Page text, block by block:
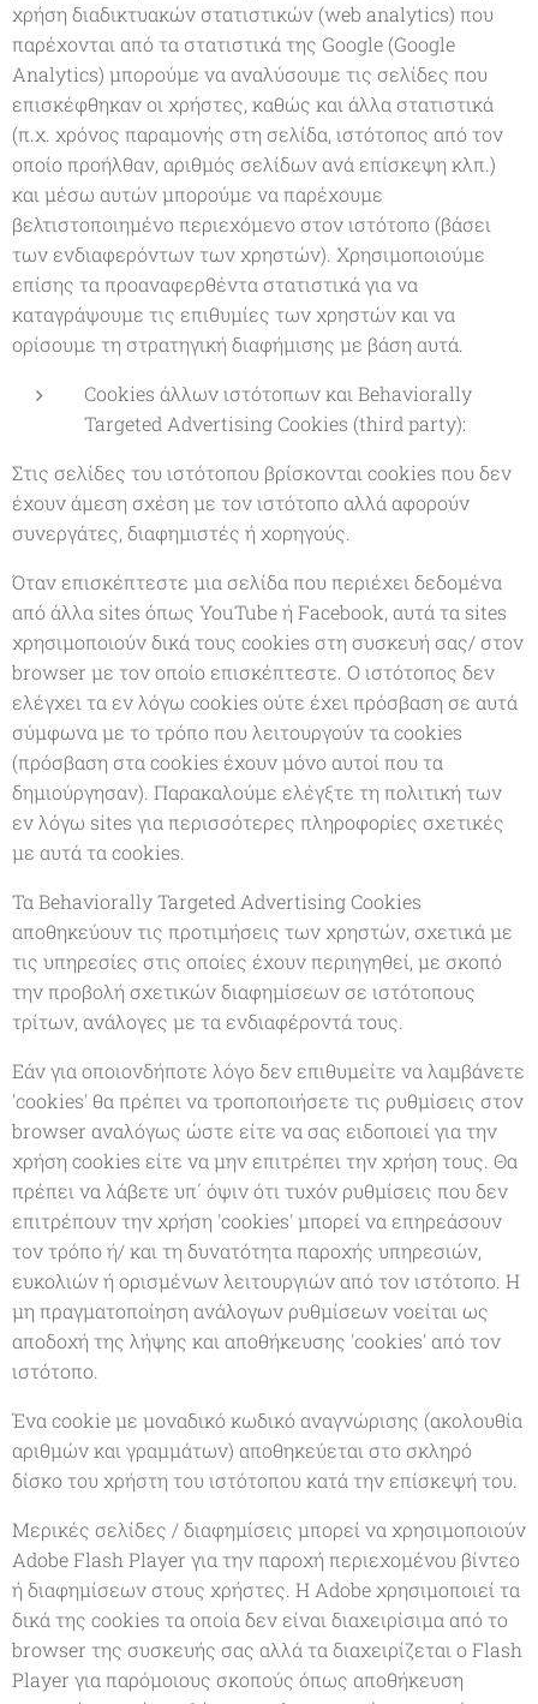
χρήση διαδικτυακών στατιστικών (web analytics) που
παρέχονται από τα στατιστικά της Google (Google
Analytics) μπορούμε να αναλύσουμε τις σελίδες που
επισκέφθηκαν οι χρήστες, καθώς και άλλα στατιστικά
(π.χ. χρόνος παραμονής στη σελίδα, ιστότοπος από τον
οποίο προήλθαν, αριθμός σελίδων ανά επίσκεψη κλπ.)
και μέσω αυτών μπορούμε να παρέχουμε
βελτιστοποιημένο περιεχόμενο στον ιστότοπο (βάσει
των ενδιαφερόντων των χρηστών). Χρησιμοποιούμε
επίσης τα προαναφερθέντα στατιστικά για να
καταγράψουμε τις επιθυμίες των χρηστών και να
ορίσουμε τη στρατηγική διαφήμισης με βάση αυτά.
Cookies άλλων ιστότοπων και Behaviorally
Targeted Advertising Cookies (third party):
Στις σελίδες του ιστότοπου βρίσκονται cookies που δεν
έχουν άμεση σχέση με τον ιστότοπο αλλά αφορούν
συνεργάτες, διαφημιστές ή χορηγούς.
Όταν επισκέπτεστε μια σελίδα που περιέχει δεδομένα
από άλλα sites όπως YouTube ή Facebook, αυτά τα sites
χρησιμοποιούν δικά τους cookies στη συσκευή σας/ στον
browser με τον οποίο επισκέπτεστε. Ο ιστότοπος δεν
ελέγχει τα εν λόγω cookies ούτε έχει πρόσβαση σε αυτά
σύμφωνα με το τρόπο που λειτουργούν τα cookies
(πρόσβαση στα cookies έχουν μόνο αυτοί που τα
δημιούργησαν). Παρακαλούμε ελέγξτε τη πολιτική των
εν λόγω sites για περισσότερες πληροφορίες σχετικές
με αυτά τα cookies.
Τα Behaviorally Targeted Advertising Cookies
αποθηκεύουν τις προτιμήσεις των χρηστών, σχετικά με
τις υπηρεσίες στις οποίες έχουν περιηγηθεί, με σκοπό
την προβολή σχετικών διαφημίσεων σε ιστότοπους
τρίτων, ανάλογες με τα ενδιαφέροντά τους.
Εάν για οποιονδήποτε λόγο δεν επιθυμείτε να λαμβάνετε
'cookies' θα πρέπει να τροποποιήσετε τις ρυθμίσεις στον
browser αναλόγως ώστε είτε να σας ειδοποιεί για την
χρήση cookies είτε να μην επιτρέπει την χρήση τους. Θα
πρέπει να λάβετε υπ΄ όψιν ότι τυχόν ρυθμίσεις που δεν
επιτρέπουν την χρήση 'cookies' μπορεί να επηρεάσουν
τον τρόπο ή/ και τη δυνατότητα παροχής υπηρεσιών,
ευκολιών ή ορισμένων λειτουργιών από τον ιστότοπο. Η
μη πραγματοποίηση ανάλογων ρυθμίσεων νοείται ως
αποδοχή της λήψης και αποθήκευσης 'cookies' από τον
ιστότοπο.
Ένα cookie με μοναδικό κωδικό αναγνώρισης (ακολουθία
αριθμών και γραμμάτων) αποθηκεύεται στο σκληρό
δίσκο του χρήστη του ιστότοπου κατά την επίσκεψή του.
Mερικές σελίδες / διαφημίσεις μπορεί να χρησιμοποιούν
Adobe Flash Player για την παροχή περιεχομένου βίντεο
ή διαφημίσεων στους χρήστες. Η Adobe χρησιμοποιεί τα
δικά της cookies τα οποία δεν είναι διαχειρίσιμα από το
browser της συσκευής σας αλλά τα διαχειρίζεται ο Flash
Player για παρόμοιους σκοπούς όπως αποθήκευση